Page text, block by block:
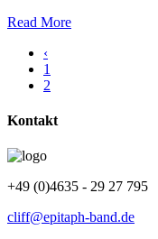
Read More
‹
1
2
Kontakt
+49 (0)4635 - 29 27 795
cliff@epitaph-band.de